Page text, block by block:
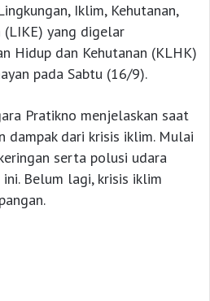
Iklim, Kehutanan,
(LIKE) yang digelar
Hidup dan Kehutanan (KLHK)
pada Sabtu (16/9).
Pratikno menjelaskan saat
dampak dari krisis iklim. Mulai
serta polusi udara
Belum lagi, krisis iklim